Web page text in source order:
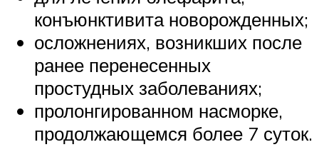
конъюнктивита новорожденных;
осложнениях, возникших после
ранее перенесенных
простудных заболеваниях;
пролонгированном насморке,
продолжающемся более 7 суток.